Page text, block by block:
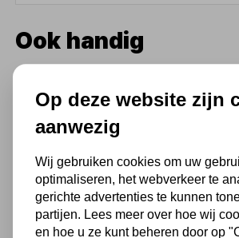
Ook handig
Oliefilter sleutel
Op deze website zijn
aanwezig
Wij gebruiken cookies om uw
optimaliseren, het webverkeer te
gerichte advertenties te kunnen
partijen. Lees meer over hoe wij
en hoe u ze kunt beheren door op